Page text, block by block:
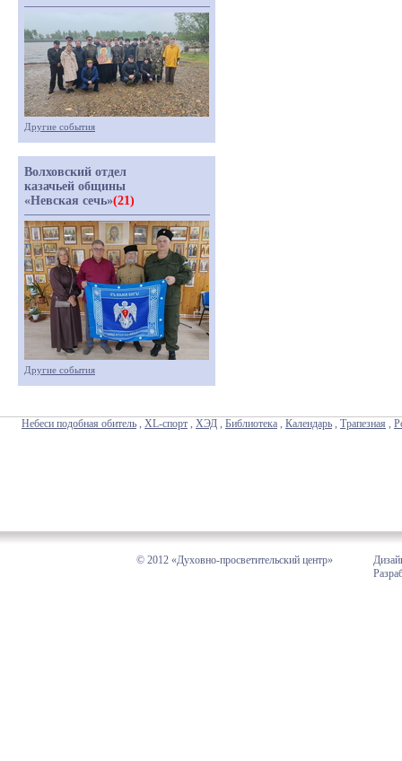
Другие события
Волховский отдел
казачьей общины
«Невская сечь»(21)
Другие события
Небеси подобная обитель , XL-спорт , ХЭД , Библиотека , Календарь , Трапезная ,
© 2012 «Духовно-просветительский центр»